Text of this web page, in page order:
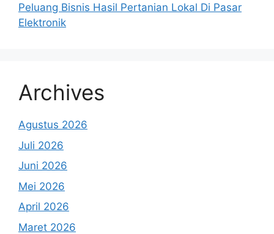
Peluang Bisnis Hasil Pertanian Lokal Di Pasar
Elektronik
Archives
Agustus 2026
Juli 2026
Juni 2026
Mei 2026
April 2026
Maret 2026